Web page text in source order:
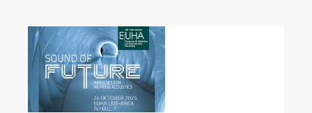
Rechercher:
Annonces emploi